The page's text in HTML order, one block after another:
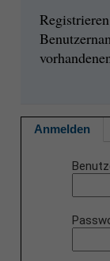
Anmelden